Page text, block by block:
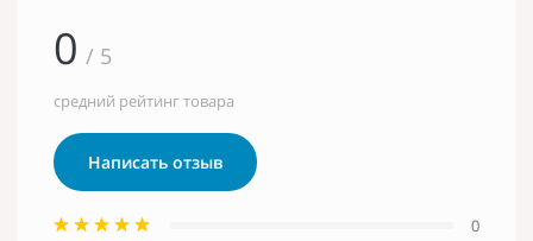
0 / 5
средний рейтинг товара
Написать отзыв
0